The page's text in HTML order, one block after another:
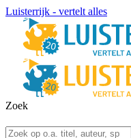
Luisterrijk - vertelt alles
Zoek